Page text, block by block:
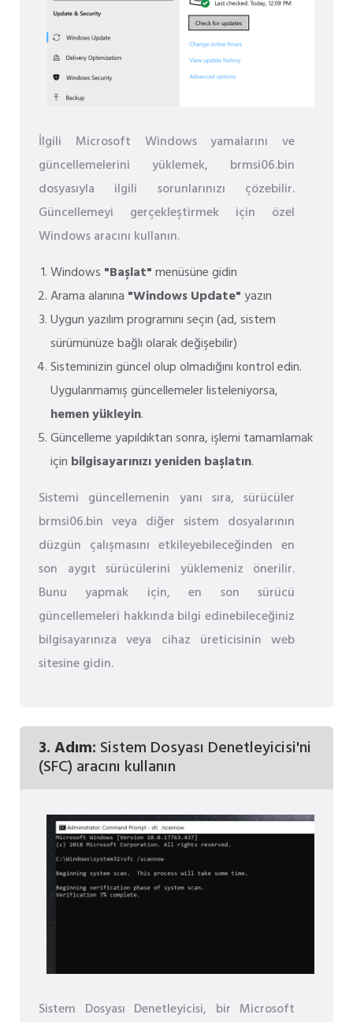
İlgili Microsoft Windows yamalarını ve
güncellemelerini yüklemek, brmsi06.bin
dosyasıyla ilgili sorunlarınızı çözebilir.
Güncellemeyi gerçekleştirmek için özel
Windows aracını kullanın.
Windows "Başlat"menüsüne gidin
Arama alanına "Windows Update"yazın
Uygun yazılım programını seçin (ad, sistem
sürümünüze bağlı olarak değişebilir)
Sisteminizin güncel olup olmadığını kontrol edin.
Uygulanmamış güncellemeler listeleniyorsa,
hemen yükleyin.
Güncelleme yapıldıktan sonra, işlemi tamamlamak
için bilgisayarınızı yeniden başlatın.
Sistemi güncellemenin yanı sıra, sürücüler
brmsi06.bin veya diğer sistem dosyalarının
düzgün çalışmasını etkileyebileceğinden en
son aygıt sürücülerini yüklemeniz önerilir.
Bunu yapmak için, en son sürücü
güncellemeleri hakkında bilgi edinebileceğiniz
bilgisayarınıza veya cihaz üreticisinin web
sitesine gidin.
3. Adım: Sistem Dosyası Denetleyicisi'ni
(SFC) aracını kullanın
Sistem Dosyası Denetleyicisi, bir Microsoft